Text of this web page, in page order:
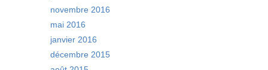
novembre 2016
mai 2016
janvier 2016
décembre 2015